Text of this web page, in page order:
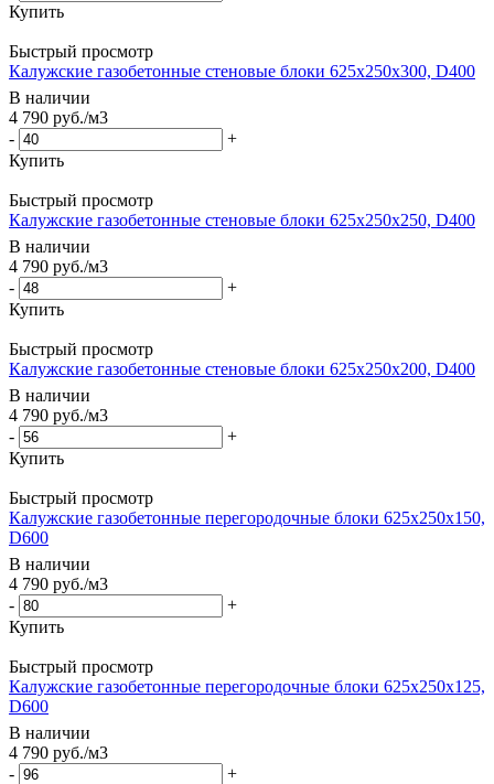
Купить
Быстрый просмотр
Калужские газобетонные стеновые блоки 625x250x300, D400
В наличии
4 790 руб./м3
-
+
Купить
Быстрый просмотр
Калужские газобетонные стеновые блоки 625x250x250, D400
В наличии
4 790 руб./м3
-
+
Купить
Быстрый просмотр
Калужские газобетонные стеновые блоки 625x250x200, D400
В наличии
4 790 руб./м3
-
+
Купить
Быстрый просмотр
Калужские газобетонные перегородочные блоки 625x250x150,
D600
В наличии
4 790 руб./м3
-
+
Купить
Быстрый просмотр
Калужские газобетонные перегородочные блоки 625x250x125,
D600
В наличии
4 790 руб./м3
-
+